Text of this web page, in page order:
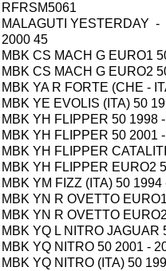
RFRSM5061
MALAGUTI YESTERDAY -
2000 45
MBK CS MACH G EURO1
MBK CS MACH G EURO2
MBK YA R FORTE (CHE -
MBK YE EVOLIS (ITA) 50
MBK YH FLIPPER 50 1998
MBK YH FLIPPER 50 2001
MBK YH FLIPPER
MBK YH FLIPPER EURO2
MBK YM FIZZ (ITA) 50 1994
MBK YN R OVETTO
MBK YN R OVETTO
MBK YQ L NITRO JAGUAR
MBK YQ NITRO 50 2001 -
MBK YQ NITRO (ITA) 50